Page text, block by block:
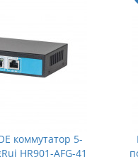
коммутатор 5-
HR901-AFG-41